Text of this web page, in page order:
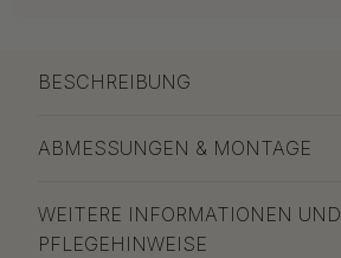
BESCHREIBUNG
ABMESSUNGEN & MONTAGE
WEITERE INFORMATIONEN UND
PFLEGEHINWEISE